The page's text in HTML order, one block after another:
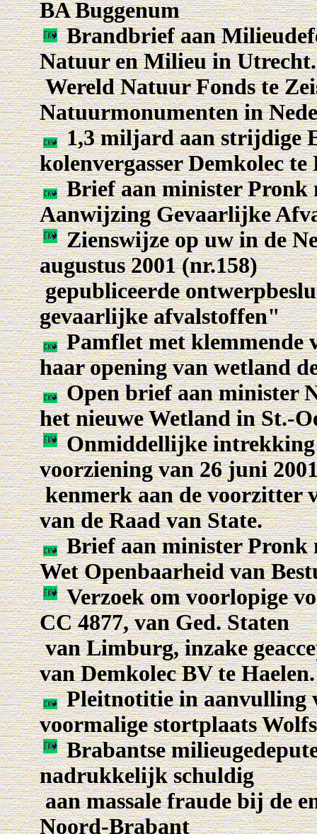
BA Buggenum
Brandbrief aan
Natuur en Milieu in Utrecht.
Wereld Natuur Fonds te
Natuurmonumenten in
1,3 miljard aan strijdige
kolenvergasser Demkolec te
Brief aan minister Pronk
Aanwijzing Gevaarlijke
Zienswijze op uw in de
augustus 2001 (nr.158)
gepubliceerde
gevaarlijke afvalstoffen"
Pamflet met klemmende
haar opening van wetland
Open brief aan minister
het nieuwe Wetland in St.-
Onmiddellijke intrekking
voorziening van 26 juni
kenmerk aan de voorzitter
van de Raad van State.
Brief aan minister Pronk
Wet Openbaarheid van
Verzoek om voorlopige
CC 4877, van Ged. Staten
van Limburg, inzake
van Demkolec BV te Haelen.
Pleitnotitie in aanvulling
voormalige stortplaats
Brabantse
nadrukkelijk schuldig
aan massale fraude bij de
Noord-Brabant